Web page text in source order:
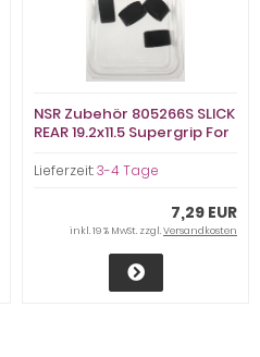
NSR Zubehör 805266S SLICK
REAR 19.2x11.5 Supergrip For
Lieferzeit:3-4 Tage
7,29 EUR
inkl. 19 % MwSt. zzgl.Versandkosten